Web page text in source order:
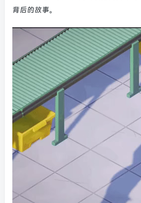
背后的故事。